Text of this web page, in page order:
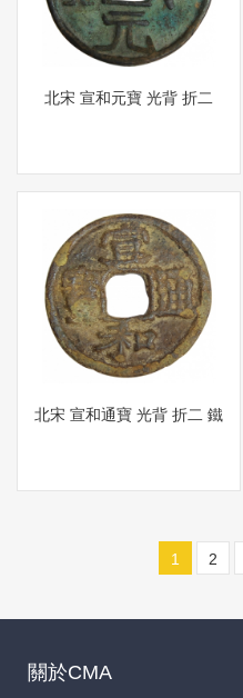
北宋 宣和元寶 光背 折二
北宋 宣和通寶 光背 折二 鐵
1 2
關於CMA